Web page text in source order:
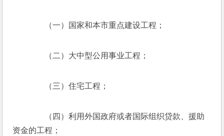
（一）国家和本市重点建设工程；
（二）大中型公用事业工程；
（三）住宅工程；
（四）利用外国政府或者国际组织贷款、援助
资金的工程；